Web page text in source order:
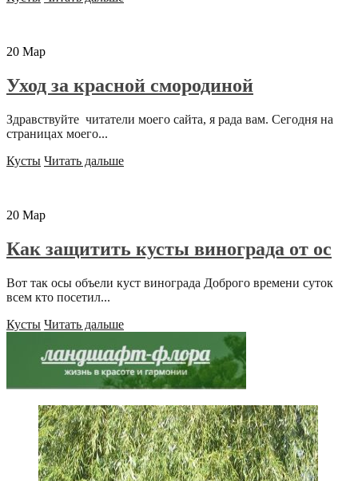
20 Мар
Уход за красной смородиной
Здравствуйте читатели моего сайта, я рада вам. Сегодня на
страницах моего...
Кусты Читать дальше
20 Мар
Как защитить кусты винограда от ос
Вот так осы объели куст винограда Доброго времени суток
всем кто посетил...
Кусты Читать дальше